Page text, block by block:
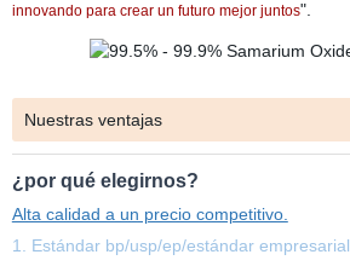
innovando para crear un futuro mejor juntos".
Nuestras ventajas
¿por qué elegirnos?
Alta calidad a un precio competitivo.
1. Estándar bp/usp/ep/estándar empresarial.